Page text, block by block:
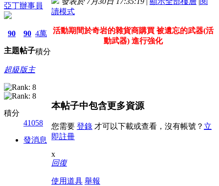
亞丁辦事員
90
主題
90
帖子
4萬
積分
超級版主
積分
41058
發消息
讀模式
活動期間於奇岩的雜貨商購買 被遺忘的武器(活
動武器) 進行強化
本帖子中包含更多資源
您需要 登錄 才可以下載或查看，沒有帳號？ 立
即註冊
x
回復
使用道具 舉報